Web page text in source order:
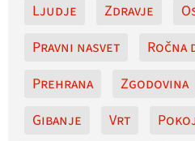
Ljudje Zdravje
Pravni nasvet
Ročna
Prehrana
Zgodovina
Gibanje
Vrt